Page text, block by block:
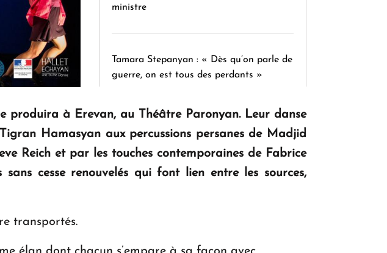
ministre
Tamara Stepanyan : « Dès qu’on parle de
guerre, on est tous des perdants »
" Tant qu'il n'existe pas d'alternative
concrète, la question d'un référendum ne
se pose pas. "
produira à Erevan, au Théâtre Paronyan. Leur danse
Hamasyan aux percussions persanes de Madjid
Reich et par les touches contemporaines de Fabrice
cesse renouvelés qui font lien entre les sources,
transportés.